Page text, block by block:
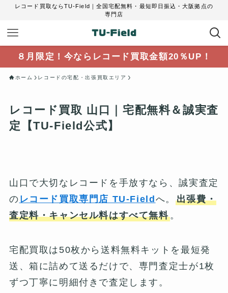
レコード買取ならTU-Field｜全国宅配無料・最短即日振込・大阪拠点の
専門店
８月限定！今ならレコード買取金額20％UP！
ホーム レコードの宅配・出張買取エリア
レコード買取 山口｜宅配無料＆誠実査
定【TU-Field公式】
山口で大切なレコードを手放すなら、誠実査定
の レコード買取専門店 TU-Fieldへ。 出張費・
査定料・キャンセル料はすべて無料。
宅配買取は50枚から送料無料キットを最短発
送、箱に詰めて送るだけで、専門査定士が1枚
ずつ丁寧に明細付きで査定します。